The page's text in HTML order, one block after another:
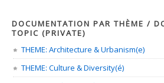
DOCUMENTATION PAR THÈME /
TOPIC (PRIVATE)
THEME: Architecture & Urbanism(e)
THEME: Culture & Diversity(é)